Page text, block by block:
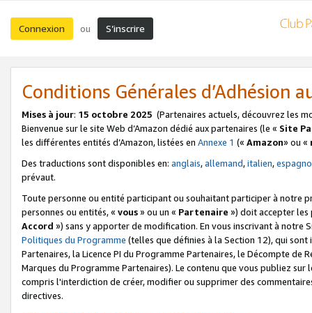
Connexion ou S’inscrire
Conditions Générales d’Adhésion
Mises à jour: 15 octobre 2025 (Partenaires actuels, découvrez les
Bienvenue sur le site Web d’Amazon dédié aux partenaires (le « Site
les différentes entités d’Amazon, listées en Annexe 1 (« Amazon» ou «
Des traductions sont disponibles en: anglais,allemand,italien,
prévaut.
Toute personne ou entité participant ou souhaitant participer à notre
personnes ou entités, « vous» ou un « Partenaire ») doit accepter les
Accord ») sans y apporter de modification. En vous inscrivant à notre
Politiques du Programme (telles que définies à la Section 12), qui
Partenaires, la Licence PI du Programme Partenaires, le Décompte de
Marques du Programme Partenaires). Le contenu que vous publiez
compris l'interdiction de créer, modifier ou supprimer des
directives.